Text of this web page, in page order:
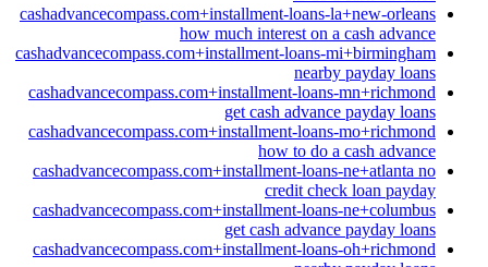
cashadvancecompass.com+installment-loans-la+new-orleans
how much interest on a cash advance
cashadvancecompass.com+installment-loans-mi+birmingham
nearby payday loans
cashadvancecompass.com+installment-loans-mn+richmond
get cash advance payday loans
cashadvancecompass.com+installment-loans-mo+richmond
how to do a cash advance
cashadvancecompass.com+installment-loans-ne+atlanta no
credit check loan payday
cashadvancecompass.com+installment-loans-ne+columbus
get cash advance payday loans
cashadvancecompass.com+installment-loans-oh+richmond